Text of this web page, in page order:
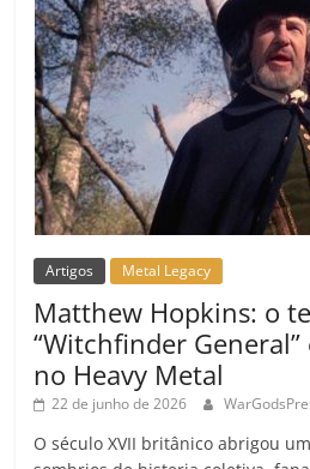
Artigos Metal Legacy
Matthew Hopkins: o
“Witchfinder
no Heavy Metal
22 de junho de 2026
O século XVII britânico abrigou